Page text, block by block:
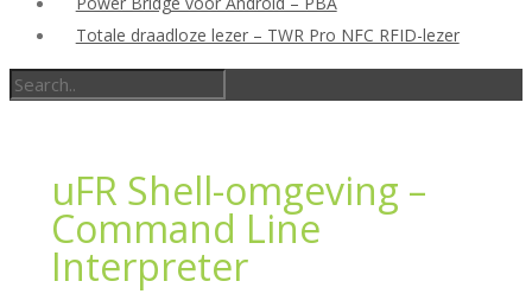
Totale draadloze lezer – TWR Pro NFC RFID-lezer
uFR Shell-omgeving –
Command Line
Interpreter